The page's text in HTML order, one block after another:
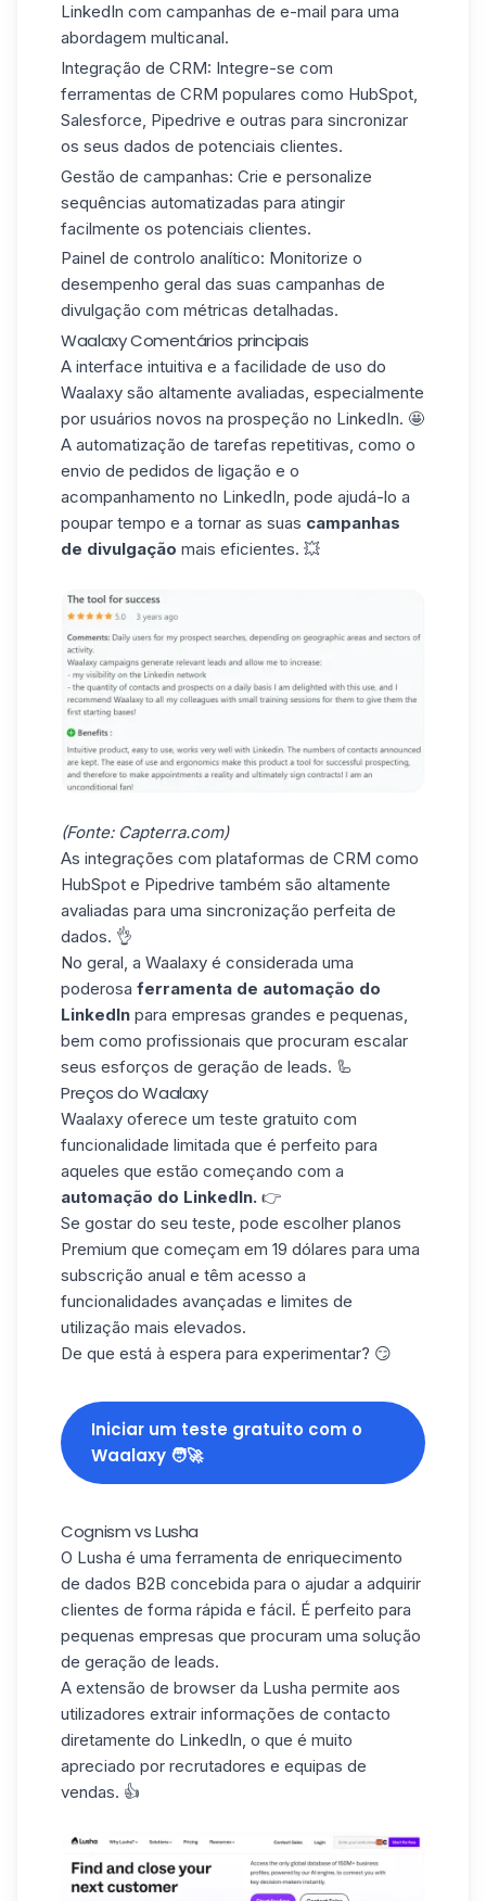
LinkedIn com campanhas de e-mail para uma
abordagem multicanal.
Integração de CRM: Integre-se com
ferramentas de CRM populares como HubSpot,
Salesforce, Pipedrive e outras para sincronizar
os seus dados de potenciais clientes.
Gestão de campanhas: Crie e personalize
sequências automatizadas para atingir
facilmente os potenciais clientes.
Painel de controlo analítico: Monitorize o
desempenho geral das suas campanhas de
divulgação com métricas detalhadas.
Waalaxy Comentários principais
A interface intuitiva e a facilidade de uso do
Waalaxy são altamente avaliadas, especialmente
por usuários novos na prospeção no LinkedIn. 🤩
A automatização de tarefas repetitivas, como o
envio de pedidos de ligação e o
acompanhamento no LinkedIn, pode ajudá-lo a
poupar tempo e a tornar as suas campanhas
de divulgação mais eficientes. 💥
(Fonte: Capterra.com)
As integrações com plataformas de CRM como
HubSpot e Pipedrive também são altamente
avaliadas para uma sincronização perfeita de
dados. 👌
No geral, a Waalaxy é considerada uma
poderosa ferramenta de automação do
LinkedIn para empresas grandes e pequenas,
bem como profissionais que procuram escalar
seus esforços de geração de leads. 🦾
Preços do Waalaxy
Waalaxy oferece um teste gratuito com
funcionalidade limitada que é perfeito para
aqueles que estão começando com a
automação do LinkedIn. 👉
Se gostar do seu teste, pode escolher planos
Premium que começam em 19 dólares para uma
subscrição anual e têm acesso a
funcionalidades avançadas e limites de
utilização mais elevados.
De que está à espera para experimentar? 😏
Iniciar um teste gratuito com o
Waalaxy 🧑‍🚀
Cognism vs Lusha
O Lusha é uma ferramenta de enriquecimento
de dados B2B concebida para o ajudar a adquirir
clientes de forma rápida e fácil. É perfeito para
pequenas empresas que procuram uma solução
de geração de leads.
A extensão de browser da Lusha permite aos
utilizadores extrair informações de contacto
diretamente do LinkedIn, o que é muito
apreciado por recrutadores e equipas de
vendas. 👍